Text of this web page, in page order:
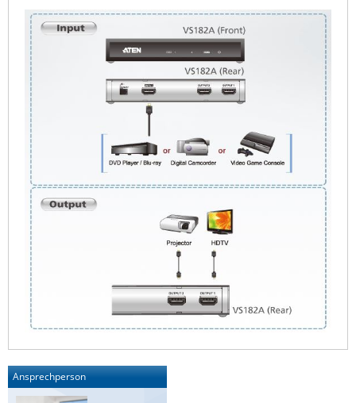
Raritan
Riello UPS
Server Technology
Siretta
SIRIO Antenne
Sunbird
Tactical Software
TEKTELIC
Teltonika
Unwired Networks
Vision
WATTECO
Westermo
ZPE Systems
Ansprechperson